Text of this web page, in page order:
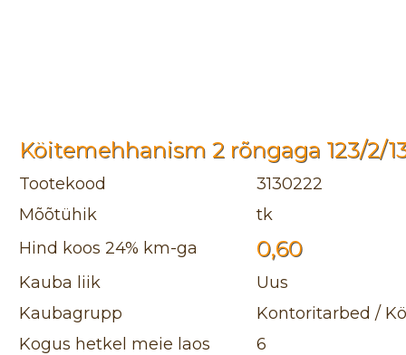
Köitemehhanism 2 rõngaga 123/2/
Tootekood
3130222
Mõõtühik
tk
Hind koos 24% km-ga
0,60
Kauba liik
Uus
Kaubagrupp
Kontoritarbed /
Kogus hetkel meie laos
6